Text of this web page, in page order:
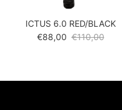
ICTUS 6.0 RED/BLACK
Verkoopprijs
€88,00 Reguliere prijs
€110,00